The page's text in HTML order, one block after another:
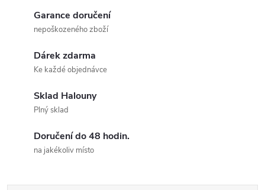
Garance doručení
nepoškozeného zboží
Dárek zdarma
Ke každé objednávce
Sklad Halouny
Plný sklad
Doručení do 48 hodin.
na jakékoliv místo